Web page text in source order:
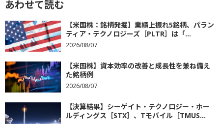
あわせて読む
【米国株：銘柄発掘】業績上振れ5銘柄、パラン
ティア・テクノロジーズ［PLTR］は「...
2026/08/07
【米国株】資本効率の改善と成長性を兼ね備え
た銘柄例
2026/08/07
【決算結果】シーゲイト・テクノロジー・ホー
ルディングス［STX］、Tモバイル［TMUS...